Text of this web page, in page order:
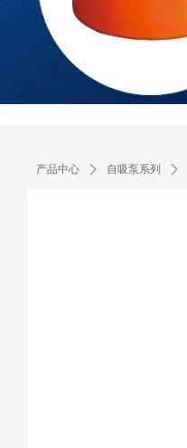
产品中心 ꄲ 自吸泵系列 ꄲ